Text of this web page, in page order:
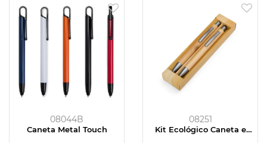
08044B
Caneta Metal Touch
08251
Kit Ecológico Caneta e